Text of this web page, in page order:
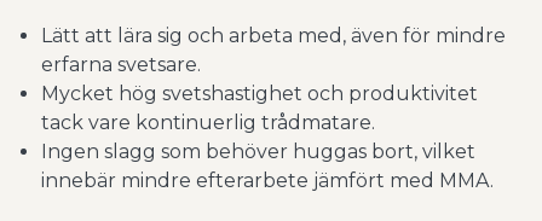
Lätt att lära sig och arbeta med, även för mindre
erfarna svetsare.
Mycket hög svetshastighet och produktivitet
tack vare kontinuerlig trådmatare.
Ingen slagg som behöver huggas bort, vilket
innebär mindre efterarbete jämfört med MMA.